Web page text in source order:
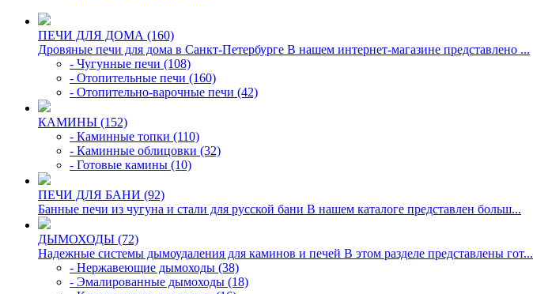
ПЕЧИ ДЛЯ ДОМА (160)
Дровяные печи для дома в Санкт-Петербурге В нашем интернет-магазине представлено ...
- Чугунные печи (108)
- Отопительные печи (160)
- Отопительно-варочные печи (42)
КАМИНЫ (152)
- Каминные топки (110)
- Каминные облицовки (32)
- Готовые камины (10)
ПЕЧИ ДЛЯ БАНИ (92)
Банные печи из чугуна и стали для русской бани В нашем каталоге представлен больш...
ДЫМОХОДЫ (72)
Надежные системы дымоудаления для каминов и печей В этом разделе представлены гот...
- Нержавеющие дымоходы (38)
- Эмалированные дымоходы (18)